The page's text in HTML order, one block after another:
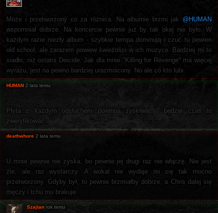
Może i przetworzony co za różnica. Na albumie brzmi jak @HUMAN
wspomniał dobrze. Na koncercie pewnie już by tak okej nie było. W
każdym razie niezły album - szybkie tempa dominują i czuć tu pewien
old school, ale zarazem powiew świeżości w ich muzyce. Bardziej mi to
siadło, niż ostatni Deicide. Jak dla mnie "Killing for Revenge" ma więcej
wyrazu, jest na pewno bardziej urazmoicony. No ale co kto lubi.
HUMAN 2 lata temu
Płyta z każdym odsłuchem powinna zyskiwać , bedzie czas to
zweryfikować .
deathwhore 2 lata temu
U mnie pewnie nie zyska, bo pewnie jej drugi raz nie włączę. Nie jest
źle, ale raz wystarczy. A wokal nie wydaje mi się tak mocno
przetworzony. Gdyby był, to pewnie brzmiałby dobrze, a Chris dalej się
męczy i tchu mu brakuje.
Szajtan rok temu